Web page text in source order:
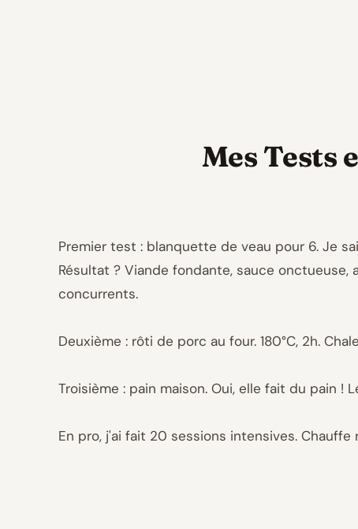
Mes Tests
Premier test : blanquette de veau pour 6. Je
Résultat ? Viande fondante, sauce
concurrents.
Deuxième : rôti de porc au four. 180°C, 2h.
Troisième : pain maison. Oui, elle fait du pain
En pro, j'ai fait 20 sessions intensives.